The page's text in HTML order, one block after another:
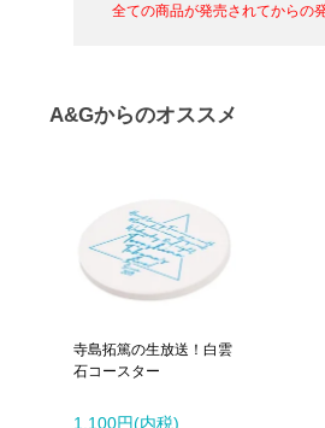
全ての商品が発売されてからの
A&Gからのオススメ
寺島拓篤の生放送！白雲
石コースター
1,100円(内税)